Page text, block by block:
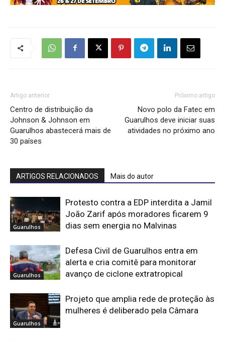
Artigo anterior
Centro de distribuição da
Johnson & Johnson em
Guarulhos abastecerá mais de
30 países
Próximo artigo
Novo polo da Fatec em
Guarulhos deve iniciar suas
atividades no próximo ano
ARTIGOS RELACIONADOS Mais do autor
Guarulhos
Protesto contra a EDP interdita a Jamil
João Zarif após moradores ficarem 9
dias sem energia no Malvinas
Guarulhos
Defesa Civil de Guarulhos entra em
alerta e cria comitê para monitorar
avanço de ciclone extratropical
Guarulhos
Projeto que amplia rede de proteção às
mulheres é deliberado pela Câmara